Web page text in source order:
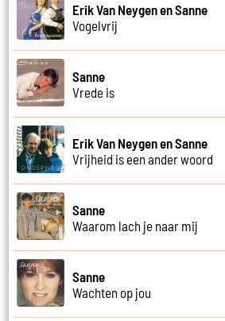
Erik Van Neygen en Sanne
Vogelvrij
Sanne
Vrede is
Erik Van Neygen en Sanne
Vrijheid is een ander woord
Sanne
Waarom lach je naar mij
Sanne
Wachten op jou